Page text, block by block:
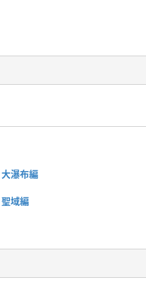
大瀑布編
聖域編